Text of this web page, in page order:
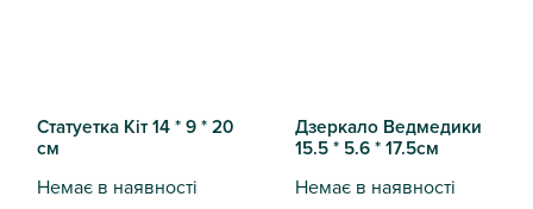
Статуетка Кіт 14 * 9 * 20
см
Немає в наявності
Дзеркало Ведмедики
15.5 * 5.6 * 17.5см
Немає в наявності